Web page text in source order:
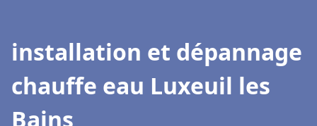
installation et dépannage
chauffe eau Luxeuil les
Bains